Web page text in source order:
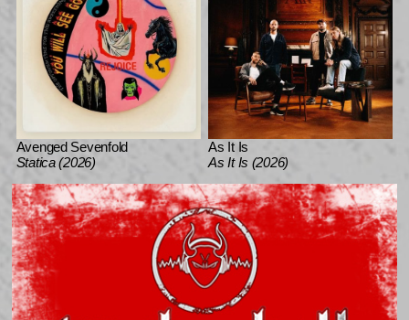
Avenged Sevenfold
Statica (2026)
As It Is
As It Is (2026)